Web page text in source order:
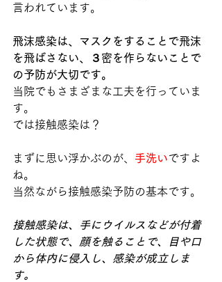
言われています。
飛沫感染は、マスクをすることで飛沫
を飛ばさない、３密を作らないことで
の予防が大切です。
当院でもさまざまな工夫を行っていま
す。
では接触感染は？
まずに思い浮かぶのが、 手洗いですよ
ね。
当然ながら接触感染予防の基本です。
接触感染は、手にウイルスなどが付着
した状態で、顔を触ることで、目や口
から体内に侵入し、感染が成立しま
す。